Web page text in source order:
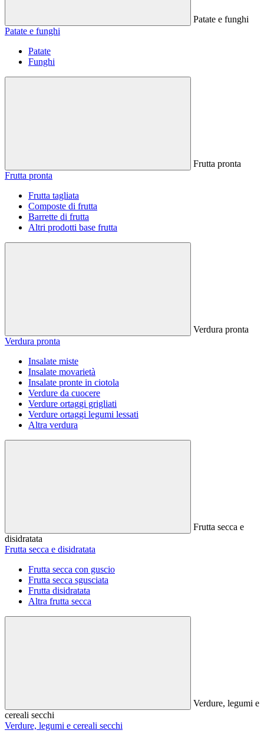
Patate e funghi
Patate e funghi
Patate
Funghi
Frutta pronta
Frutta pronta
Frutta tagliata
Composte di frutta
Barrette di frutta
Altri prodotti base frutta
Verdura pronta
Verdura pronta
Insalate miste
Insalate movarietà
Insalate pronte in ciotola
Verdure da cuocere
Verdure ortaggi grigliati
Verdure ortaggi legumi lessati
Altra verdura
Frutta secca e
disidratata
Frutta secca e disidratata
Frutta secca con guscio
Frutta secca sgusciata
Frutta disidratata
Altra frutta secca
Verdure, legumi e
cereali secchi
Verdure, legumi e cereali secchi